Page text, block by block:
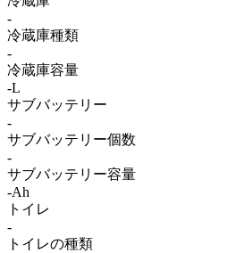
-
冷蔵庫種類
-
冷蔵庫容量
-L
サブバッテリー
-
サブバッテリー個数
-
サブバッテリー容量
-Ah
トイレ
-
トイレの種類